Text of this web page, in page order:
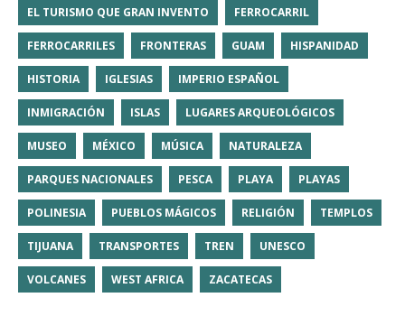
EL TURISMO QUE GRAN INVENTO FERROCARRIL
FERROCARRILES FRONTERAS GUAM HISPANIDAD
HISTORIA IGLESIAS IMPERIO ESPAÑOL
INMIGRACIÓN ISLAS LUGARES ARQUEOLÓGICOS
MUSEO MÉXICO MÚSICA NATURALEZA
PARQUES NACIONALES PESCA PLAYA PLAYAS
POLINESIA PUEBLOS MÁGICOS RELIGIÓN TEMPLOS
TIJUANA TRANSPORTES TREN UNESCO
VOLCANES WEST AFRICA ZACATECAS